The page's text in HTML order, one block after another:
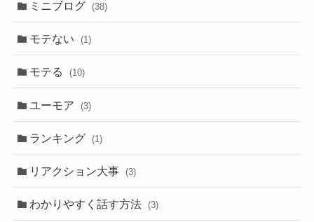
ミニブログ (38)
モテない (1)
モテる (10)
ユーモア (3)
ランキング (1)
リアクション大事 (3)
わかりやすく話す方法 (3)